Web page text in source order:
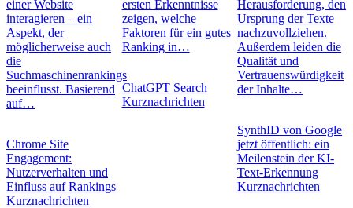
einer Website
interagieren – ein
Aspekt, der
möglicherweise auch
die
Suchmaschinenrankings
beeinflusst. Basierend
auf…
Chrome Site
Engagement:
Nutzerverhalten und
Einfluss auf Rankings
Kurznachrichten
ersten Erkenntnisse
zeigen, welche
Faktoren für ein gutes
Ranking in…
ChatGPT Search
Kurznachrichten
Herausforderung, den
Ursprung der Texte
nachzuvollziehen.
Außerdem leiden die
Qualität und
Vertrauenswürdigkeit
der Inhalte…
SynthID von Google
jetzt öffentlich: ein
Meilenstein der KI-
Text-Erkennung
Kurznachrichten